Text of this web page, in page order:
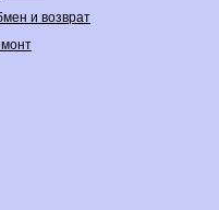
и возврат